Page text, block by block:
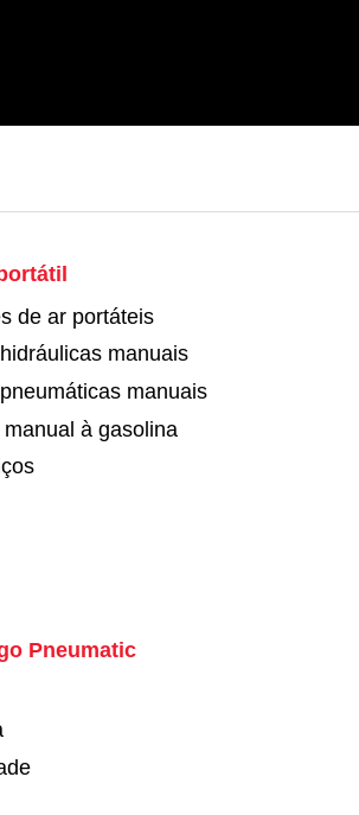
de ar portáteis
manuais
manuais
à gasolina
Pneumatic